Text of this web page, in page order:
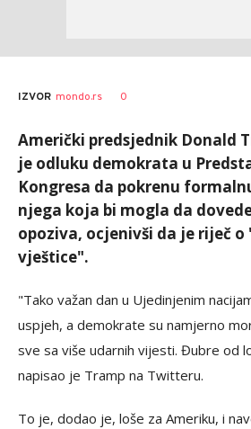
IZVOR mondo.rs 0
Američki predsjednik Donald
je odluku demokrata u
Kongresa da pokrenu
njega koja bi mogla da
opoziva, ocjenivši da je riječ o
vještice".
"Tako važan dan u Ujedinjenim
uspjeh, a demokrate su namjerno
sve sa više udarnih vijesti. Đubre od
napisao je Tramp na Twitteru.
To je, dodao je, loše za Ameriku, i